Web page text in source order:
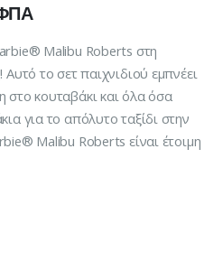
Malibu Roberts στη
το σετ παιχνιδιού εμπνέει
στο κουταβάκι και όλα όσα
για το απόλυτο ταξίδι στην
Malibu Roberts είναι έτοιμη